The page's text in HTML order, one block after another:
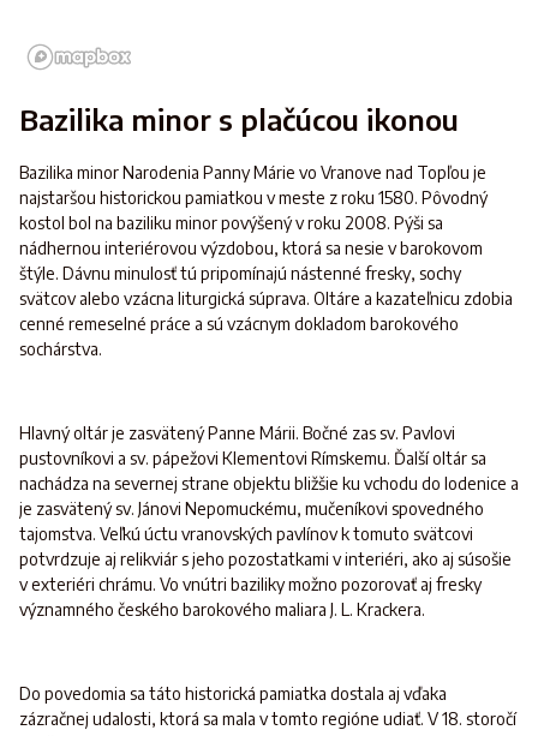
Bazilika minor s plačúcou ikonou
Bazilika minor Narodenia Panny Márie vo Vranove nad Topľou je
najstaršou historickou pamiatkou v meste z roku 1580. Pôvodný
kostol bol na baziliku minor povýšený v roku 2008. Pýši sa
nádhernou interiérovou výzdobou, ktorá sa nesie v barokovom
štýle. Dávnu minulosť tú pripomínajú nástenné fresky, sochy
svätcov alebo vzácna liturgická súprava. Oltáre a kazateľnicu zdobia
cenné remeselné práce a sú vzácnym dokladom barokového
sochárstva.
Hlavný oltár je zasvätený Panne Márii. Bočné zas sv. Pavlovi
pustovníkovi a sv. pápežovi Klementovi Rímskemu. Ďalší oltár sa
nachádza na severnej strane objektu bližšie ku vchodu do lodenice a
je zasvätený sv. Jánovi Nepomuckému, mučeníkovi spovedného
tajomstva. Veľkú úctu vranovských pavlínov k tomuto svätcovi
potvrdzuje aj relikviár s jeho pozostatkami v interiéri, ako aj súsošie
v exteriéri chrámu. Vo vnútri baziliky možno pozorovať aj fresky
významného českého barokového maliara J. L. Krackera.
Do povedomia sa táto historická pamiatka dostala aj vďaka
zázračnej udalosti, ktorá sa mala v tomto regióne udiať. V 18. storočí